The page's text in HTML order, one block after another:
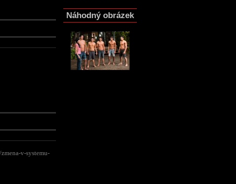
v-systemu-
Náhodný obrázek